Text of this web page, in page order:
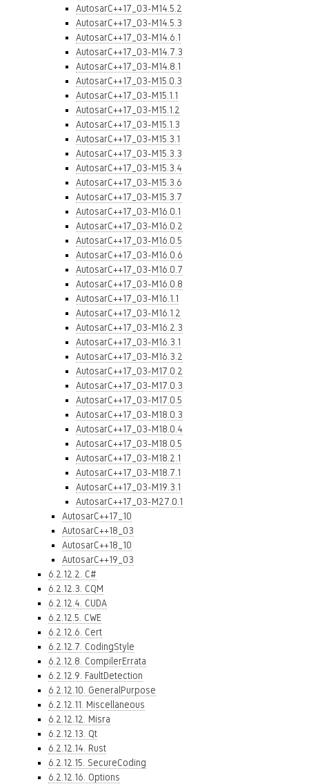
AutosarC++17_03-M14.5.2
AutosarC++17_03-M14.5.3
AutosarC++17_03-M14.6.1
AutosarC++17_03-M14.7.3
AutosarC++17_03-M14.8.1
AutosarC++17_03-M15.0.3
AutosarC++17_03-M15.1.1
AutosarC++17_03-M15.1.2
AutosarC++17_03-M15.1.3
AutosarC++17_03-M15.3.1
AutosarC++17_03-M15.3.3
AutosarC++17_03-M15.3.4
AutosarC++17_03-M15.3.6
AutosarC++17_03-M15.3.7
AutosarC++17_03-M16.0.1
AutosarC++17_03-M16.0.2
AutosarC++17_03-M16.0.5
AutosarC++17_03-M16.0.6
AutosarC++17_03-M16.0.7
AutosarC++17_03-M16.0.8
AutosarC++17_03-M16.1.1
AutosarC++17_03-M16.1.2
AutosarC++17_03-M16.2.3
AutosarC++17_03-M16.3.1
AutosarC++17_03-M16.3.2
AutosarC++17_03-M17.0.2
AutosarC++17_03-M17.0.3
AutosarC++17_03-M17.0.5
AutosarC++17_03-M18.0.3
AutosarC++17_03-M18.0.4
AutosarC++17_03-M18.0.5
AutosarC++17_03-M18.2.1
AutosarC++17_03-M18.7.1
AutosarC++17_03-M19.3.1
AutosarC++17_03-M27.0.1
AutosarC++17_10
AutosarC++18_03
AutosarC++18_10
AutosarC++19_03
6.2.12.2. C#
6.2.12.3. CQM
6.2.12.4. CUDA
6.2.12.5. CWE
6.2.12.6. Cert
6.2.12.7. CodingStyle
6.2.12.8. CompilerErrata
6.2.12.9. FaultDetection
6.2.12.10. GeneralPurpose
6.2.12.11. Miscellaneous
6.2.12.12. Misra
6.2.12.13. Qt
6.2.12.14. Rust
6.2.12.15. SecureCoding
6.2.12.16. Options